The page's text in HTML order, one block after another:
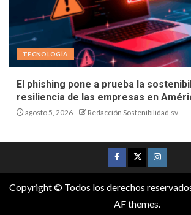
TECNOLOGÍA
El phishing pone a prueba la
resiliencia de las empresas en
agosto 5, 2026 Redacción Sostenibilidad.sv
Copyright © Todos los derechos
AF themes.